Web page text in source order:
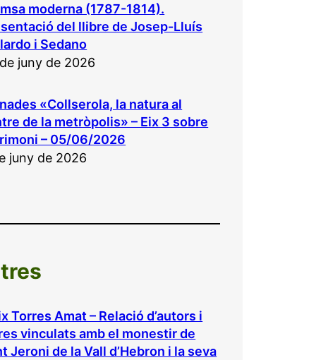
moderna (1787-1814).
del llibre de Josep-Lluís
i Sedano
juny de 2026
«Collserola, la natura al
de la metròpolis» – Eix 3 sobre
– 05/06/2026
juny de 2026
Torres Amat – Relació d’autors i
vinculats amb el monestir de
Jeroni de la Vall d’Hebron i la seva